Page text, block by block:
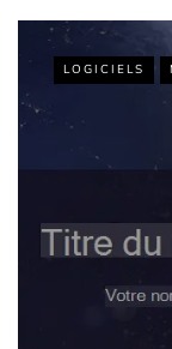
LOGICIELS